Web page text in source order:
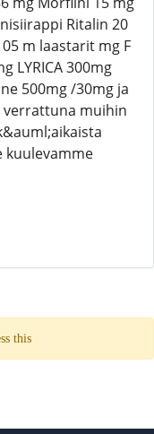
Ritalin 20
m laastarit mg F
LYRICA 300mg
500mg /30mg ja
muihin
kuulevamme
this